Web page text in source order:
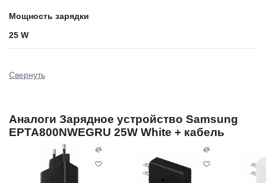
Мощность зарядки
25 W
Свернуть
Аналоги Зарядное устройство Samsung
EPTA800NWEGRU 25W White + кабель